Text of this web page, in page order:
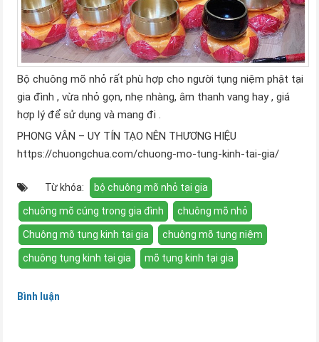
Bộ chuông mõ nhỏ rất phù hợp cho người tụng niệm phật tại
gia đình , vừa nhỏ gọn, nhẹ nhàng, âm thanh vang hay , giá
hợp lý để sử dụng và mang đi .
PHONG VÂN – UY TÍN TẠO NÊN THƯƠNG HIỆU
https://chuongchua.com/chuong-mo-tung-kinh-tai-gia/
Từ khóa: bộ chuông mõ nhỏ tại gia
chuông mõ cúng trong gia đình chuông mõ nhỏ
Chuông mõ tụng kinh tại gia chuông mõ tụng niệm
chuông tụng kinh tại gia mõ tụng kinh tại gia
Bình luận